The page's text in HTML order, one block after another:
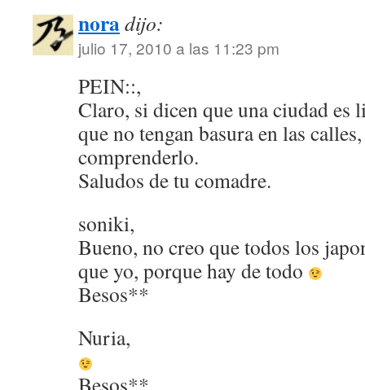
noradijo:
julio 17, 2010 a las 11:23 pm
PEIN::,
Claro, si dicen que una ciudad es
que no tengan basura en las
comprenderlo.
Saludos de tu comadre.
soniki,
Bueno, no creo que todos los
que yo, porque hay de todo
Besos**
Nuria,
Besos**